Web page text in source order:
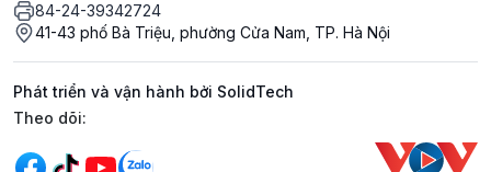
84-24-39342724
41-43 phố Bà Triệu, phường Cửa Nam, TP. Hà Nội
Phát triển và vận hành bởi SolidTech
Mạng xã hội
Theo dõi: